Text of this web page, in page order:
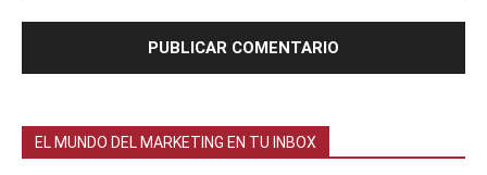
EL MUNDO DEL MARKETING EN TU INBOX